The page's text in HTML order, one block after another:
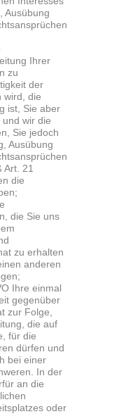
Ausübung
Ihrer
zu
der
wird, die
ist, Sie aber
wir die
Sie jedoch
Ausübung
Art. 21
die
die Sie uns
zu erhalten
anderen
Ihre einmal
gegenüber
zur Folge,
die auf
für die
dürfen und
bei einer
In der
an die
oder